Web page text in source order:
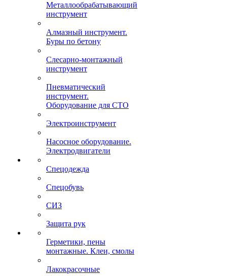
Металлообрабатывающий
инструмент
Алмазный инструмент.
Буры по бетону
Слесарно-монтажный
инструмент
Пневматический
инструмент.
Оборудование для СТО
Электроинструмент
Насосное оборудование.
Электродвигатели
Спецодежда
Спецобувь
СИЗ
Защита рук
Герметики, пены
монтажные. Клеи, смолы
Лакокрасочные